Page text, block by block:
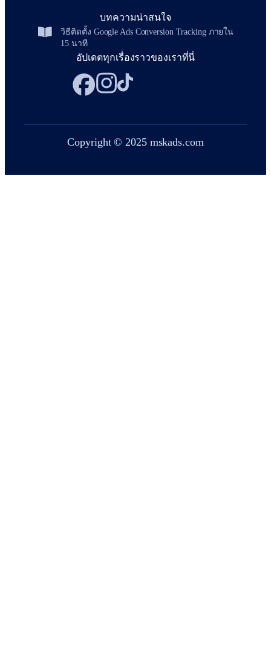
บทความน่าสนใจ
วิธีติดตั้ง Google Ads Conversion Tracking ภายใน
15 นาที
อัปเดตทุกเรื่องราวของเราที่นี่
Copyright © 2025 mskads.com